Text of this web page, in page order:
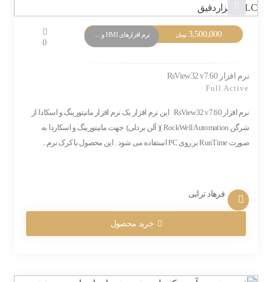
3,500,000 تومان
0
نرم افزار RsView32 v7.60
Full Active
نرم افزار RsView32 v7.60 این نرم افزار یک نرم افزار مانیتورینگ و اسکادا از
شرگن RockWell Automation )( آلن بردلی) جهت مانیتورینگ و اسکاردا به
صورت RunTime بر روی PC استفاده می شود . این محصول با کرک نرم...
فرهاد ترابی
خرید محصول